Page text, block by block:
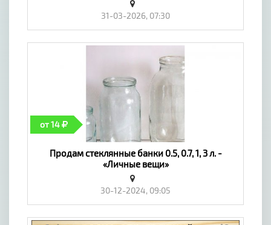
31-03-2026, 07:30
от 14
Продам стеклянные банки 0.5, 0.7, 1, 3 л. -
«Личные вещи»
30-12-2024, 09:05